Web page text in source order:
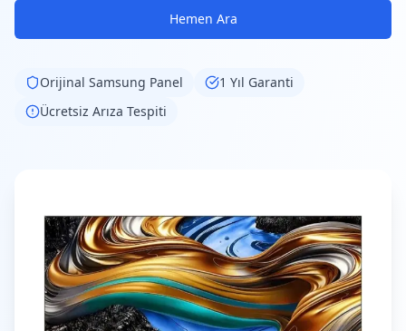
Hemen Ara
Orijinal Samsung Panel
1 Yıl Garanti
Ücretsiz Arıza Tespiti